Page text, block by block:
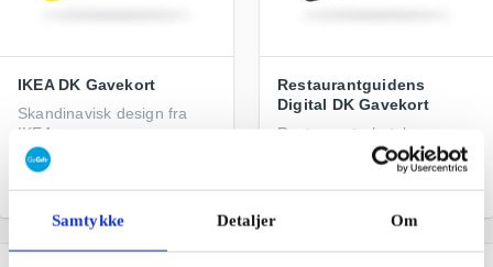
Samtykke Detaljer Om
IKEA DK Gavekort
Skandinavisk design fra
IKEA
Fra 50 kr.
Restaurantguidens
Digital DK Gavekort
Restaurant-, hotel- og
spaoplevelser
Fra 200 kr.